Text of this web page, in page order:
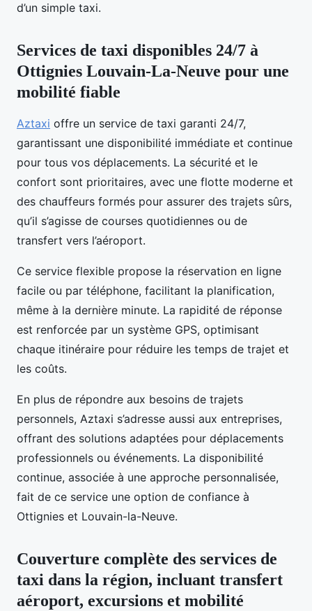
d’un simple taxi.
Services de taxi disponibles 24/7 à
Ottignies Louvain-La-Neuve pour une
mobilité fiable
Aztaxi offre un service de taxi garanti 24/7,
garantissant une disponibilité immédiate et continue
pour tous vos déplacements. La sécurité et le
confort sont prioritaires, avec une flotte moderne et
des chauffeurs formés pour assurer des trajets sûrs,
qu’il s’agisse de courses quotidiennes ou de
transfert vers l’aéroport.
Ce service flexible propose la réservation en ligne
facile ou par téléphone, facilitant la planification,
même à la dernière minute. La rapidité de réponse
est renforcée par un système GPS, optimisant
chaque itinéraire pour réduire les temps de trajet et
les coûts.
En plus de répondre aux besoins de trajets
personnels, Aztaxi s’adresse aussi aux entreprises,
offrant des solutions adaptées pour déplacements
professionnels ou événements. La disponibilité
continue, associée à une approche personnalisée,
fait de ce service une option de confiance à
Ottignies et Louvain-la-Neuve.
Couverture complète des services de
taxi dans la région, incluant transfert
aéroport, excursions et mobilité